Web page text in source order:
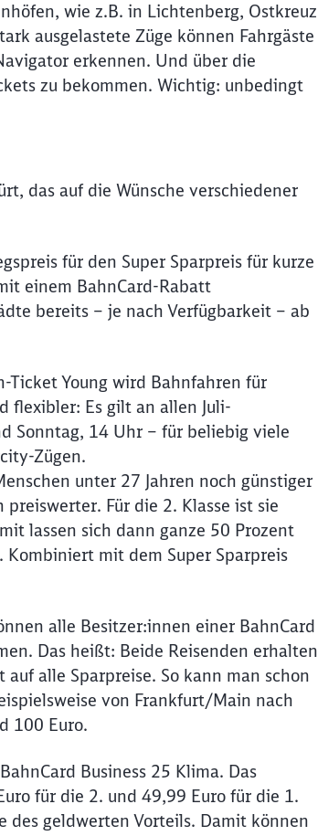
wie z.B. in Lichtenberg, Ostkreuz
ausgelastete Züge können Fahrgäste
erkennen. Und über die
zu bekommen. Wichtig: unbedingt
das auf die Wünsche verschiedener
für den Super Sparpreis für kurze
einem BahnCard-Rabatt
bereits – je nach Verfügbarkeit – ab
Ticket Young wird Bahnfahren für
flexibler: Es gilt an allen Juli-
Sonntag, 14 Uhr – für beliebig viele
Zügen.
unter 27 Jahren noch günstiger
Für die 2. Klasse ist sie
lassen sich dann ganze 50 Prozent
Kombiniert mit dem Super Sparpreis
alle Besitzer:innen einer BahnCard
Das heißt: Beide Reisenden erhalten
alle Sparpreise. So kann man schon
von Frankfurt/Main nach
100 Euro.
Business 25 Klima. Das
für die 2. und 49,99 Euro für die 1.
des geldwerten Vorteils. Damit können